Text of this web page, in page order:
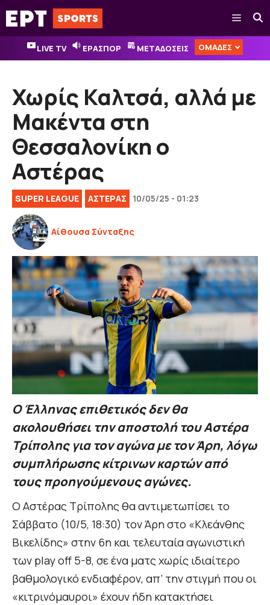
Μετάβαση
σε
περιεχόμενο
Μενού
LIVE TV ΕΡΑΣΠΟΡ ΜΕΤΑΔΟΣΕΙΣ ΟΜΑΔΕΣ
Χωρίς Καλτσά, αλλά με
Μακέντα στη
Θεσσαλονίκη ο
Αστέρας
SUPER LEAGUE ΑΣΤΕΡΑΣ 10/05/25 - 01:23
Αίθουσα Σύνταξης
Ο Έλληνας επιθετικός δεν θα
ακολουθήσει την αποστολή του Αστέρα
Τρίπολης για τον αγώνα με τον Άρη, λόγω
συμπλήρωσης κίτρινων καρτών από
τους προηγούμενους αγώνες.
Ο Αστέρας Τρίπολης θα αντιμετωπίσει το
Σάββατο (10/5, 18:30) τον Άρη στο «Κλεάνθης
Βικελίδης» στην 6η και τελευταία αγωνιστική
των play off 5-8, σε ένα ματς χωρίς ιδιαίτερο
βαθμολογικό ενδιαφέρον, απ’ την στιγμή που οι
«κιτρινόμαυροι» έχουν ήδη κατακτήσει